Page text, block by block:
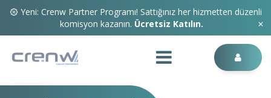
Yeni: Crenw Partner Programı! Sattığınız her hizmetten düzenli
komisyon kazanın. Ücretsiz Katılın.